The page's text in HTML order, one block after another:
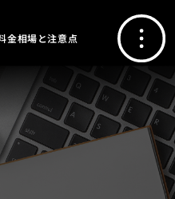
金相場と注意点